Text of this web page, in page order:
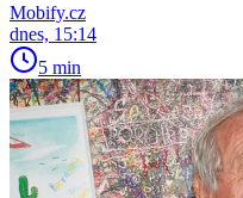
Mobify.cz
dnes, 15:14
5 min